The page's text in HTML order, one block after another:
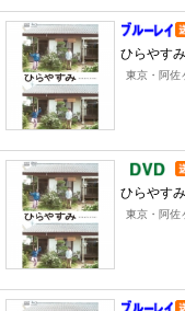
ひらやす
東京・阿佐
ひらやす
東京・阿佐